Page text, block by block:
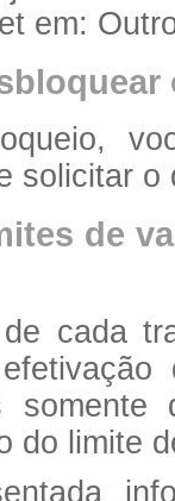
em:
solicitar o
de
cada
do limite